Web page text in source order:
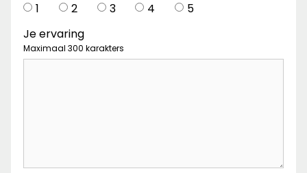
1
2 3 4
5
Je ervaring
Maximaal 300 karakters